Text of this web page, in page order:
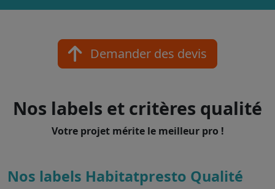
Demander des devis
Nos labels et critères qualité
Votre projet mérite le meilleur pro !
Nos labels Habitatpresto Qualité